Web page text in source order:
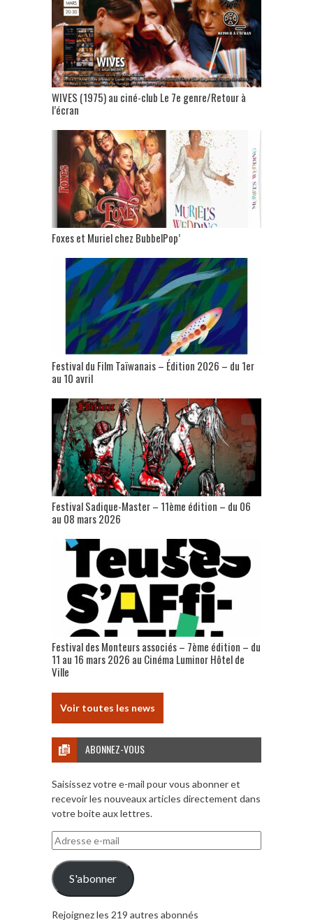
WIVES (1975) au ciné-club Le 7e genre/Retour à
l’écran
Foxes et Muriel chez BubbelPop’
Festival du Film Taïwanais – Édition 2026 – du 1er
au 10 avril
Festival Sadique-Master – 11ème édition – du 06
au 08 mars 2026
Festival des Monteurs associés – 7ème édition – du
11 au 16 mars 2026 au Cinéma Luminor Hôtel de
Ville
Voir toutes les news
ABONNEZ-VOUS
Saisissez votre e-mail pour vous abonner et
recevoir les nouveaux articles directement dans
votre boite aux lettres.
Adresse
e-
mail
S'abonner
Rejoignez les 219 autres abonnés